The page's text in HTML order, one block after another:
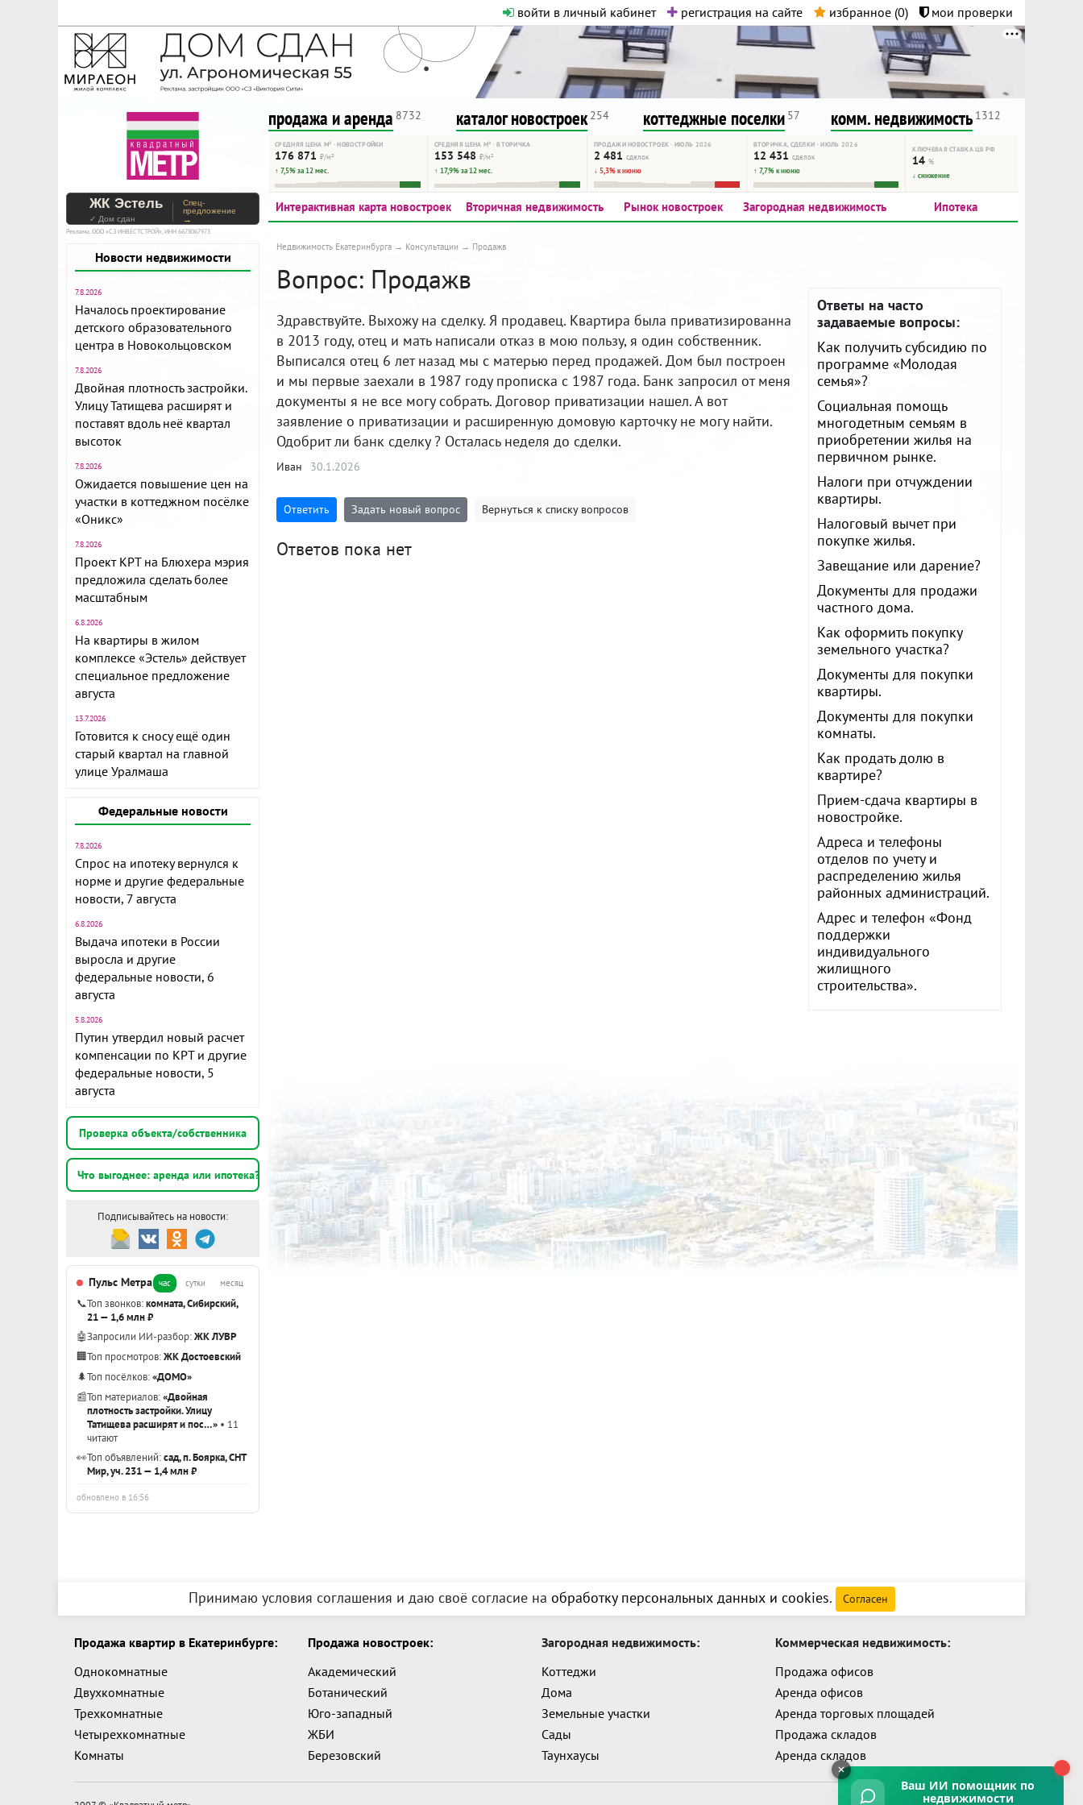
войти в личный кабинет регистрация на сайте избранное (0) мои проверки
На Метре реклама - только нормальная. Никакого шок-контента.
Помогайте независимому ресурсу, как он помогает вам. Удачи!
продажа и аренда 8732 каталог новостроек 254 коттеджные поселки 57 комм. недвижимость 1312
СРЕДНЯЯ ЦЕНА М² · НОВОСТРОЙКИ
176 871 ₽/м²
↑ 7,5% за 12 мес.
СРЕДНЯЯ ЦЕНА М² · ВТОРИЧКА
153 548 ₽/м²
↑ 17,9% за 12 мес.
ПРОДАЖИ НОВОСТРОЕК · ИЮЛЬ 2026
2 481 сделок
↓ 5,3% к июню
ВТОРИЧКА, СДЕЛКИ · ИЮЛЬ 2026
12 431 сделок
↑ 7,7% к июню
КЛЮЧЕВАЯ СТАВКА ЦБ РФ
14%
↓ снижение
ЖК Эстель
✓ Дом сдан
Спец-
предложение
→
Реклама. ООО «СЗ ИНВЕСТСТРОЙ», ИНН 6678067973
Новости недвижимости
7.8.2026
Началось проектирование
детского образовательного
центра в Новокольцовском
7.8.2026
Двойная плотность застройки.
Улицу Татищева расширят и
поставят вдоль неё квартал
высоток
7.8.2026
Ожидается повышение цен на
участки в коттеджном посёлке
«Оникс»
7.8.2026
Проект КРТ на Блюхера мэрия
предложила сделать более
масштабным
6.8.2026
На квартиры в жилом
комплексе «Эстель» действует
специальное предложение
августа
13.7.2026
Готовится к сносу ещё один
старый квартал на главной
улице Уралмаша
Федеральные новости
7.8.2026
Спрос на ипотеку вернулся к
норме и другие федеральные
новости, 7 августа
6.8.2026
Выдача ипотеки в России
выросла и другие
федеральные новости, 6
августа
5.8.2026
Путин утвердил новый расчет
компенсации по КРТ и другие
федеральные новости, 5
августа
Проверка объекта/собственника
Что выгоднее: аренда или ипотека?
Подписывайтесь на новости:
Пульс Метра час сутки месяц
📞Топ звонков:комната, Сибирский,
21 — 1,6 млн ₽
🤖Запросили ИИ-разбор:ЖК ЛУВР
🏢Топ просмотров:ЖК Достоевский
🌲Топ посёлков:«ДОМО»
📰Топ материалов:«Двойная
плотность застройки. Улицу
Татищева расширят и пос…» • 11
читают
👀Топ объявлений:сад, п. Боярка, СНТ
Мир, уч. 231 — 1,4 млн ₽
обновлено в 16:56
Интерактивная карта новостроек Вторичная недвижимость Рынок новостроек Загородная недвижимость Ипотека
Недвижимость Екатеринбурга Консультации Продажв
Вопрос: Продажв
Здравствуйте. Выхожу на сделку. Я продавец. Квартира была приватизированна
в 2013 году, отец и мать написали отказ в мою пользу, я один собственник.
Выписался отец 6 лет назад мы с матерью перед продажей. Дом был построен
и мы первые заехали в 1987 году прописка с 1987 года. Банк запросил от меня
документы я не все могу собрать. Договор приватизации нашел. А вот
заявление о приватизации и расширенную домовую карточку не могу найти.
Одобрит ли банк сделку ? Осталась неделя до сделки.
Иван 30.1.2026
Ответить Задать новый вопрос Вернуться к списку вопросов
Ответов пока нет
Ответы на часто
задаваемые вопросы:
Как получить субсидию по
программе «Молодая
семья»?
Социальная помощь
многодетным семьям в
приобретении жилья на
первичном рынке.
Налоги при отчуждении
квартиры.
Налоговый вычет при
покупке жилья.
Завещание или дарение?
Документы для продажи
частного дома.
Как оформить покупку
земельного участка?
Документы для покупки
квартиры.
Документы для покупки
комнаты.
Как продать долю в
квартире?
Прием-сдача квартиры в
новостройке.
Адреса и телефоны
отделов по учету и
распределению жилья
районных администраций.
Адрес и телефон «Фонд
поддержки
индивидуального
жилищного
строительства».
Принимаю условия соглашения и даю своё согласие на обработку персональных данных и cookies. Согласен
Продажа квартир в Екатеринбурге:
Однокомнатные
Двухкомнатные
Трехкомнатные
Четырехкомнатные
Комнаты
Продажа новостроек:
Академический
Ботанический
Юго-западный
ЖБИ
Березовский
Загородная недвижимость:
Коттеджи
Дома
Земельные участки
Сады
Таунхаусы
Коммерческая недвижимость:
Продажа офисов
Аренда офисов
Аренда торговых площадей
Продажа складов
Аренда складов
Ваш ИИ помощник по
недвижимости